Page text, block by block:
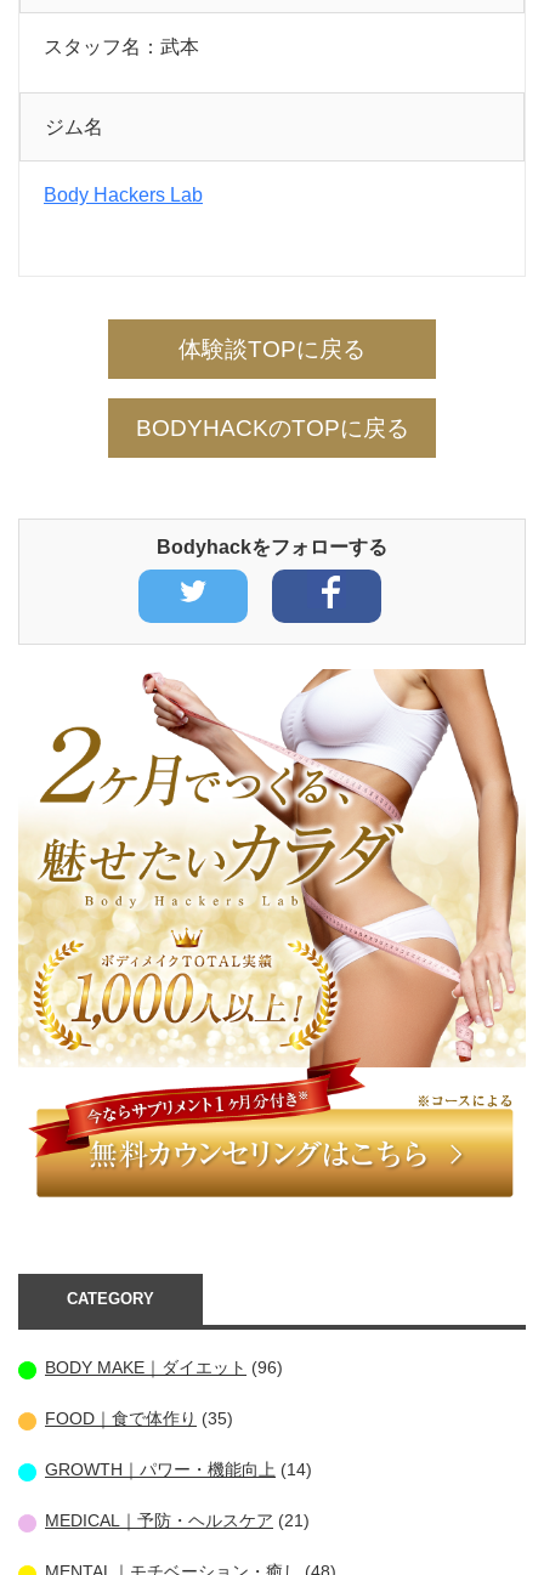
スタッフ名：武本
ジム名
Body Hackers Lab
体験談TOPに戻る
BODYHACKのTOPに戻る
Bodyhackをフォローする
CATEGORY
BODY MAKE｜ダイエット (96)
FOOD｜食で体作り (35)
GROWTH｜パワー・機能向上 (14)
MEDICAL｜予防・ヘルスケア (21)